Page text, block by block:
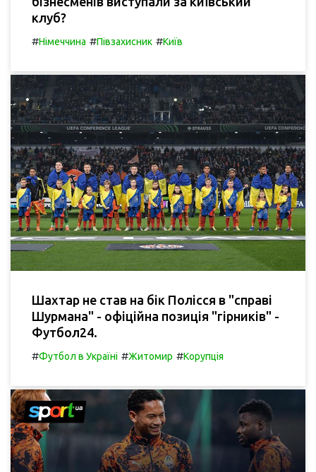
клуб?
#Німеччина #Півзахисник #Київ
Шахтар не став на бік Полісся в "справі
Шурмана" - офіційна позиція "гірників" -
Футбол24.
#Футбол в Україні #Житомир #Корупція